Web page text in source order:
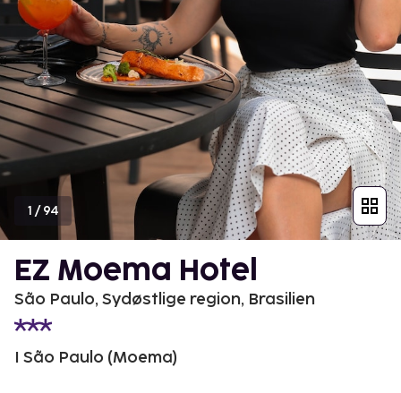
1 /94
EZ Moema Hotel
São Paulo, Sydøstlige region, Brasilien
I São Paulo (Moema)